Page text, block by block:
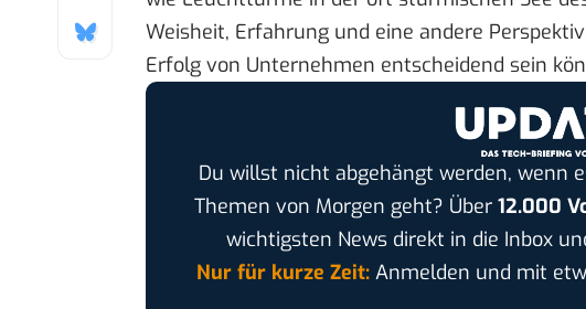
Weisheit, Erfahrung und eine andere
Erfolg von Unternehmen entscheidend sein
Du willst nicht abgehängt werden, wenn
Themen von Morgen geht? Über 12.000
wichtigsten News direkt in die Inbox
Nur für kurze Zeit:Anmelden und mit